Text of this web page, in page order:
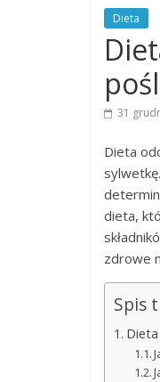
Dieta
31
Dieta
dieta,
zdrowe
Spis